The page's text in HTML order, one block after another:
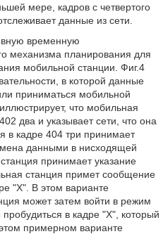
мере, кадров с четвертого
данные из сети.
временную
механизма планирования для
мобильной станции. Фиг.4
в которой данные
приниматься мобильной
что мобильная
два и указывает сети, что она
в кадре 404 три принимает
данными в нисходящей
принимает указание
станция примет сообщение
"X". В этом варианте
может затем войти в режим
в кадре "X", который
примерном варианте